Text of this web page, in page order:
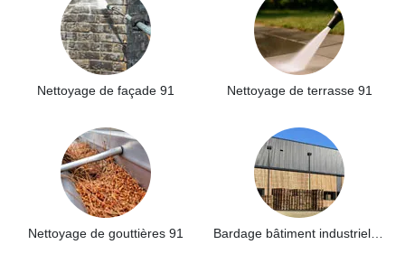
Nettoyage de façade 91 Nettoyage de terrasse 91
Nettoyage de gouttières 91